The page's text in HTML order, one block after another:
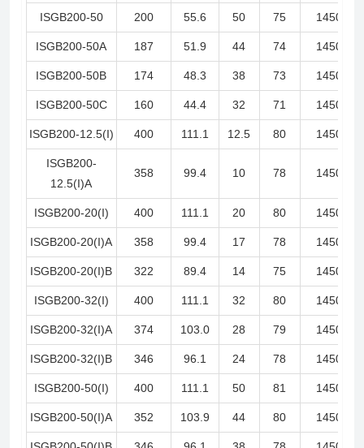
ISGB200-50 200 55.6 50 75 1450
ISGB200-50A 187 51.9 44 74 1450
ISGB200-50B 174 48.3 38 73 1450
ISGB200-50C 160 44.4 32 71 1450
ISGB200-12.5(I) 400 111.1 12.5 80 1450
ISGB200-
12.5(I)A
358 99.4 10 78 1450
ISGB200-20(I) 400 111.1 20 80 1450
ISGB200-20(I)A 358 99.4 17 78 1450
ISGB200-20(I)B 322 89.4 14 75 1450
ISGB200-32(I) 400 111.1 32 80 1450
ISGB200-32(I)A 374 103.0 28 79 1450
ISGB200-32(I)B 346 96.1 24 78 1450
ISGB200-50(I) 400 111.1 50 81 1450
ISGB200-50(I)A 352 103.9 44 80 1450